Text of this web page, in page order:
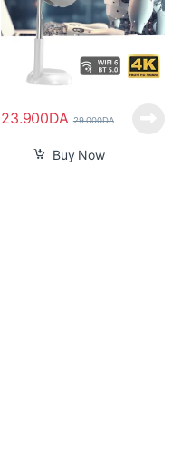
23.900DA 29.000DA
Buy Now